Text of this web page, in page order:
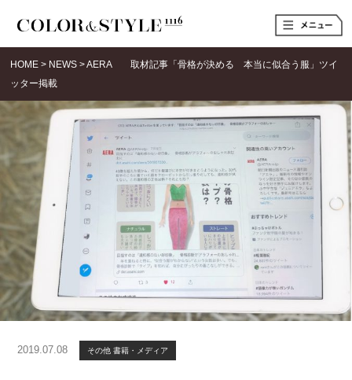
t
o
l
a
v
i
o
HOME > NEWS >AERA 取材記事「骨格が決める 本当に似合う服」ツイ
ッター掲載
2019.07.08 その他 書籍・メディア